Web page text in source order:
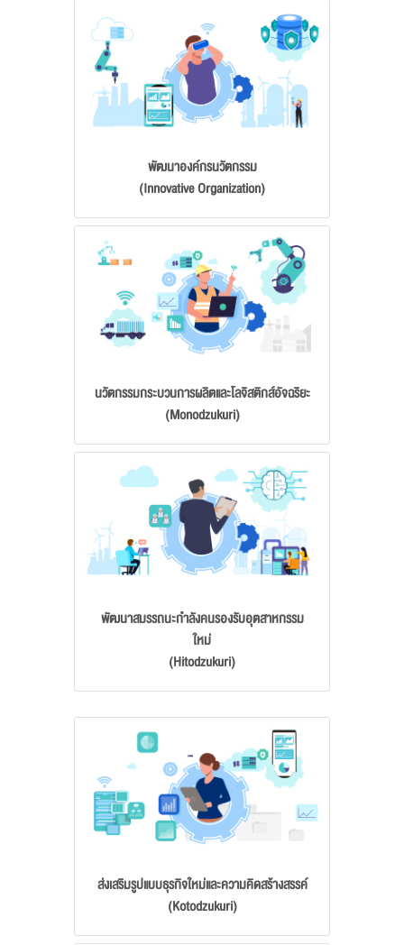
พัฒนาองค์กรนวัตกรรม
(Innovative Organization)
นวัตกรรมกระบวนการผลิตและโลจิสติกส์อัจฉริยะ
(Monodzukuri)
พัฒนาสมรรถนะกำลังคนรองรับอุตสาหกรรม
ใหม่
(Hitodzukuri)
ส่งเสริมรูปแบบธุรกิจใหม่และความคิดสร้างสรรค์
(Kotodzukuri)